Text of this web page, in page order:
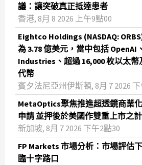
議：讓突破真正抵達患者
香港, 8月 8 2026 上午9點00
Eightco Holdings (NASDAQ:
為 3.78 億美元，當中包括 OpenAI
Industries、超過 16,000 枚以太幣
代幣
賓夕法尼亞州伊斯頓, 8月 7 2026
MetaOptics聚焦推進超透鏡商業
申請 並押後於美國作雙重上市之
新加坡, 8月 7 2026 下午2點30
FP Markets 市場分析：市場評估
臨十字路口